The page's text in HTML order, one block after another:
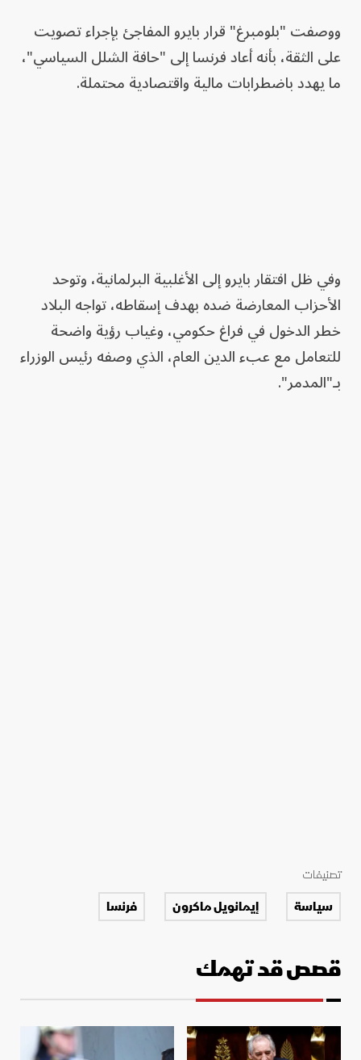
ووصفت "بلومبرغ" قرار بايرو المفاجئ بإجراء تصويت
على الثقة، بأنه أعاد فرنسا إلى "حافة الشلل السياسي"،
ما يهدد باضطرابات مالية واقتصادية محتملة.
وفي ظل افتقار بايرو إلى الأغلبية البرلمانية، وتوحد
الأحزاب المعارضة ضده بهدف إسقاطه، تواجه البلاد
خطر الدخول في فراغ حكومي، وغياب رؤية واضحة
للتعامل مع عبء الدين العام، الذي وصفه رئيس الوزراء
بـ"المدمر".
تصنيفات
سياسة إيمانويل ماكرون فرنسا
قصص قد تهمك